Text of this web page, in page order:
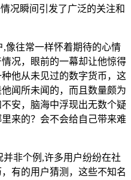
况瞬间引发了广泛的关注和
像往常一样怀着期待的心情
况，眼前的一幕却让他惊得
他从未见过的数字货币，这
闻所未闻的，而且数量颇为
安，脑海中浮现出无数个疑
来的？会不会给自己带来难
并非个例,许多用户纷纷在社
有的用户猜测，这些不知名